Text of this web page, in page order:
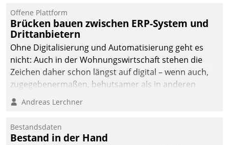
Offene Plattform
Brücken bauen zwischen ERP-System und
Drittanbietern
Ohne Digitalisierung und Automatisierung geht es
nicht: Auch in der Wohnungswirtschaft stehen die
Zeichen daher schon längst auf digital – wenn auch,
zugegebenermaßen, behutsamer als in anderen
Branchen.
Andreas Lerchner
Bestandsdaten
Bestand in der Hand